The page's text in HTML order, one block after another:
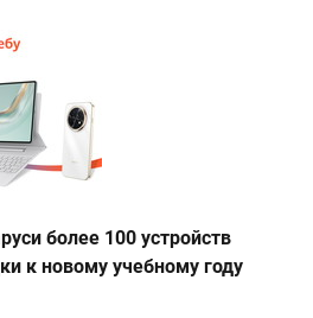
более 100 устройств
к новому учебному году